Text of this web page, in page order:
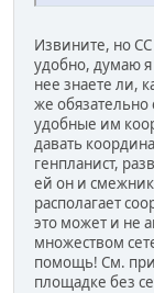
Извините, но СС
удобно, думаю
нее знаете ли,
же обязательно
удобные им
давать
генпланист,
ей он и
располагает
это может и не
множеством
помощь! См.
площадке без